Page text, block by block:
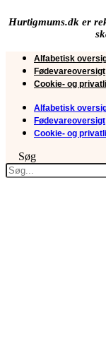
Hurtigmums.dk er
Alfabetisk
Fødevareoversigt
Cookie- og
Alfabetisk
Fødevareoversigt
Cookie- og
Søg